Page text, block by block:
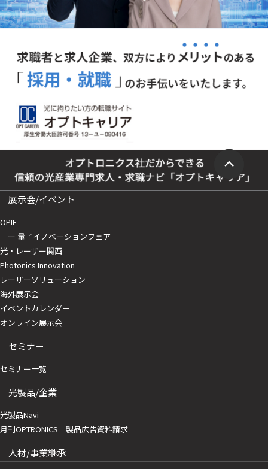
展示会/イベント
OPIE
ー 量子イノベーションフェア
光・レーザー関西
Photonics Innovation
レーザーソリューション
海外展示会
イベントカレンダー
オンライン展示会
セミナー
セミナー一覧
光製品/企業
光製品Navi
月刊OPTRONICS 製品広告資料請求
人材/事業継承